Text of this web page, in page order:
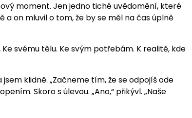
moment. Jen jedno tiché uvědomění, které
a on mluvil o tom, že by se měl na čas úplně
Ke svému tělu. Ke svým potřebám. K realitě, kde
klidně. „Začneme tím, že se odpojíš ode
Skoro s úlevou. „Ano,“ přikývl. „Naše